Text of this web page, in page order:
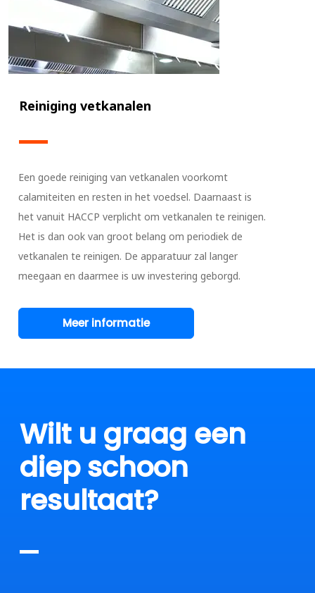
Reiniging vetkanalen
Een goede reiniging van vetkanalen voorkomt
calamiteiten en resten in het voedsel. Daarnaast is
het vanuit HACCP verplicht om vetkanalen te reinigen.
Het is dan ook van groot belang om periodiek de
vetkanalen te reinigen. De apparatuur zal langer
meegaan en daarmee is uw investering geborgd.
Meer informatie
Wilt u graag een
diep schoon
resultaat?